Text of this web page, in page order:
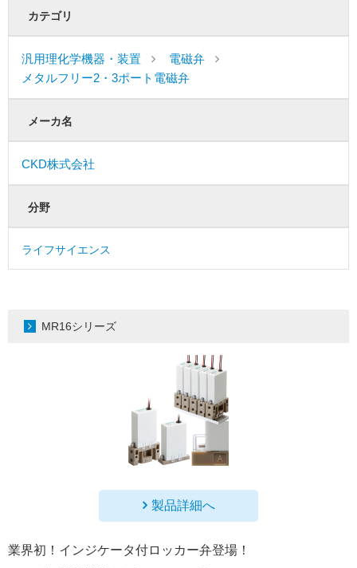
カテゴリ
汎用理化学機器・装置
電磁弁
メタルフリー2・3ポート電磁弁
メーカ名
CKD株式会社
分野
ライフサイエンス
MR16シリーズ
製品詳細へ
業界初！インジケータ付ロッカー弁登場！